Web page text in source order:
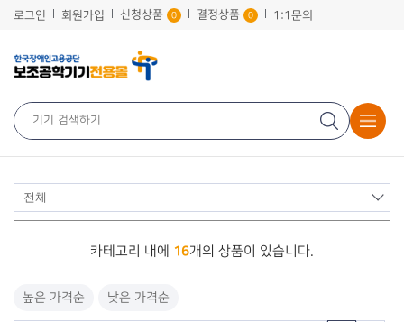
로그인 회원가입 신청상품 0 결정상품 0 1:1문의
카테고리 내에 16개의 상품이 있습니다.
높은 가격순 낮은 가격순